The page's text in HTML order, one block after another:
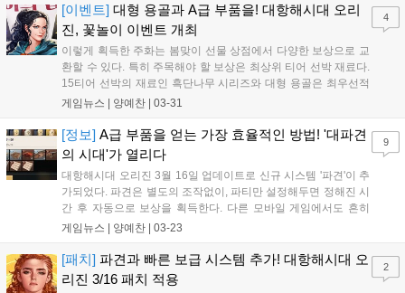
론'이다. 상대적으로 선호도가...
[이벤트] 대형 용골과 A급 부품을! 대항해시대 오리
진, 꽃놀이 이벤트 개최
이렇게 획득한 주화는 봄맞이 선물 상점에서 다양한 보상으로 교
환할 수 있다. 특히 주목해야 할 보상은 최상위 티어 선박 재료다.
15티어 선박의 재료인 흑단나무 시리즈와 대형 용골은 최우선적
으로 교환할 것을 추천한다. 이외에도 토벌전 추가로 A급 가공 금
좋다. 메인 이벤트인 꽃놀이 이벤트 외...
게임뉴스 | 양예찬 03-31
4
[정보] A급 부품을 얻는 가장 효율적인 방법! '대파견
의 시대'가 열리다
대항해시대 오리진 3월 16일 업데이트로 신규 시스템 '파견'이 추
가되었다. 파견은 별도의 조작없이, 파티만 설정해두면 정해진 시
간 후 자동으로 보상을 획득한다. 다른 모바일 게임에서도 흔히
볼 수 있는 구조의 콘텐츠라고 할 수 있다. 다른 게임에서는 이러
에서는 다르다. 최상급 리워드를 제법 높...
게임뉴스 | 양예찬 03-23
9
[패치] 파견과 빠른 보급 시스템 추가! 대항해시대 오
리진 3/16 패치 적용
2